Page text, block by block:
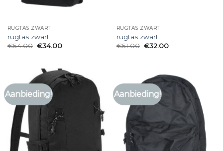
RUGTAS ZWART
rugtas zwart
€54.00 €34.00
RUGTAS ZWART
rugtas zwart
€51.00 €32.00
Aanbieding! Aanbieding!